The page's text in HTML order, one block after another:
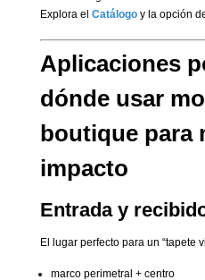
Explora el Catálogoy la opción
Aplicaciones
dónde usar
boutique para
impacto
Entrada y
El lugar perfecto para un “tapete
marco perimetral + centro